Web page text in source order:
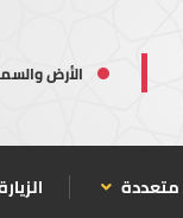
الأرض